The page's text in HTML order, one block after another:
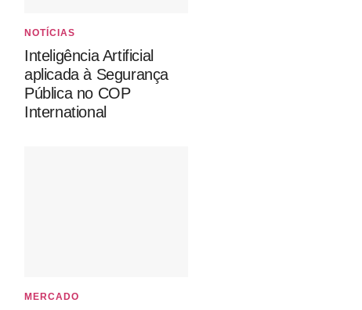
NOTÍCIAS
Inteligência Artificial
aplicada à Segurança
Pública no COP
International
MERCADO